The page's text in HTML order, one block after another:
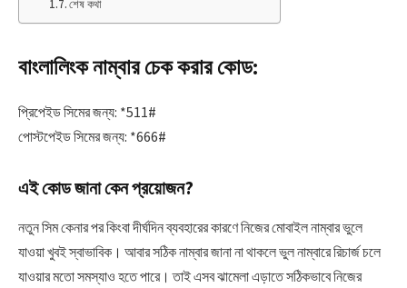
শেষ কথা
বাংলালিংক নাম্বার চেক করার কোড:
প্রিপেইড সিমের জন্য: *511#
পোস্টপেইড সিমের জন্য: *666#
এই কোড জানা কেন প্রয়োজন?
নতুন সিম কেনার পর কিংবা দীর্ঘদিন ব্যবহারের কারণে নিজের মোবাইল নাম্বার ভুলে
যাওয়া খুবই স্বাভাবিক। আবার সঠিক নাম্বার জানা না থাকলে ভুল নাম্বারে রিচার্জ চলে
যাওয়ার মতো সমস্যাও হতে পারে। তাই এসব ঝামেলা এড়াতে সঠিকভাবে নিজের